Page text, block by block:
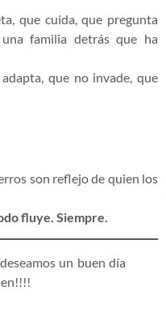
que cuida, que pregunta
familia detrás que ha
que no invade, que
son reflejo de quien los
fluye. Siempre.
un buen día